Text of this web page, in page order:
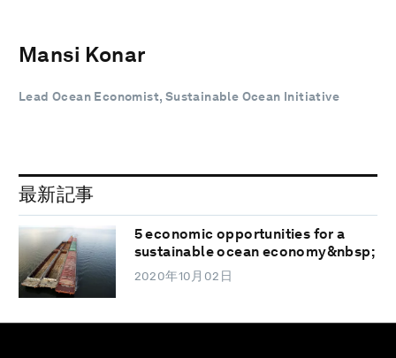
Mansi Konar
Lead Ocean Economist, Sustainable Ocean Initiative
最新記事
5 economic opportunities for a
sustainable ocean economy&nbsp;
2020年10月02日